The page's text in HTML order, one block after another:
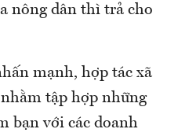
nông dân thì trả cho
mạnh, hợp tác xã
tập hợp những
bạn với các doanh